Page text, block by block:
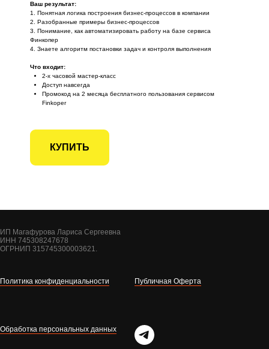
Ваш результат:
1. Понятная логика построения бизнес-процессов в компании
2. Разобранные примеры бизнес-процессов
3. Понимание, как автоматизировать работу на базе сервиса
Финкопер
4. Знаете алгоритм постановки задач и контроля выполнения
Что входит:
2-х часовой мастер-класс
Доступ навсегда
Промокод на 2 месяца бесплатного пользования сервисом
Finkoper
КУПИТЬ
ИП Магафурова Лариса Сергеевна
ИНН 745308247678
ОГРНИП 315745300003621.
Политика конфиденциальности Публичная Оферта
Обработка персональных данных